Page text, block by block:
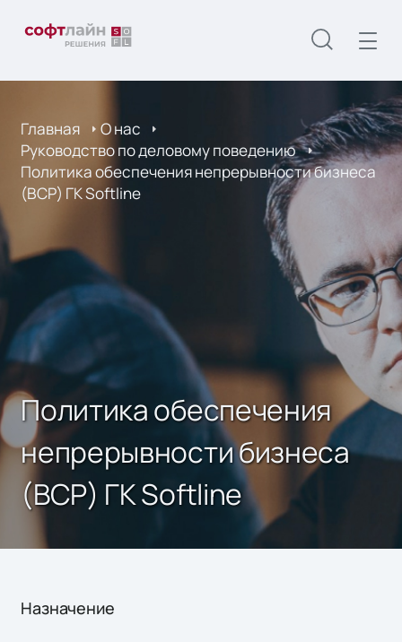
Главная
О нас
Руководство по деловому поведению
Политика обеспечения непрерывности бизнеса
(BCP) ГК Softline
Политика обеспечения
непрерывности бизнеса
(BCP) ГК Softline
Назначение